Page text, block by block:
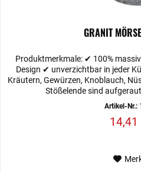
GRANIT
Produktmerkmale: ✔ 100%
Design ✔ unverzichtbar in jeder
Kräutern, Gewürzen, Knoblauch,
Stößelende sind
Artikel-Nr.:
14,41